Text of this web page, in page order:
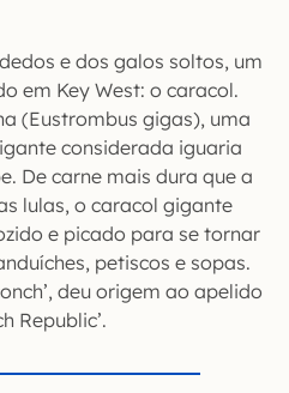
e dos galos soltos, um
em Key West: o caracol.
(Eustrombus gigas), uma
considerada iguaria
De carne mais dura que a
lulas, o caracol gigante
e picado para se tornar
petiscos e sopas.
deu origem ao apelido
Republic’.